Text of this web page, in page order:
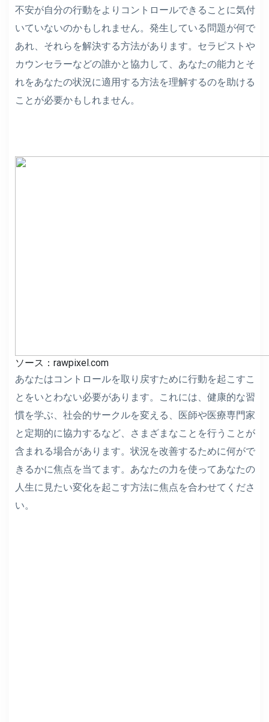
不安が自分の行動をよりコントロールできることに気付
いていないのかもしれません。発生している問題が何で
あれ、それらを解決する方法があります。セラピストや
カウンセラーなどの誰かと協力して、あなたの能力とそ
れをあなたの状況に適用する方法を理解するのを助ける
ことが必要かもしれません。
ソース：rawpixel.com
あなたはコントロールを取り戻すために行動を起こすこ
とをいとわない必要があります。これには、健康的な習
慣を学ぶ、社会的サークルを変える、医師や医療専門家
と定期的に協力するなど、さまざまなことを行うことが
含まれる場合があります。状況を改善するために何がで
きるかに焦点を当てます。あなたの力を使ってあなたの
人生に見たい変化を起こす方法に焦点を合わせてくださ
い。